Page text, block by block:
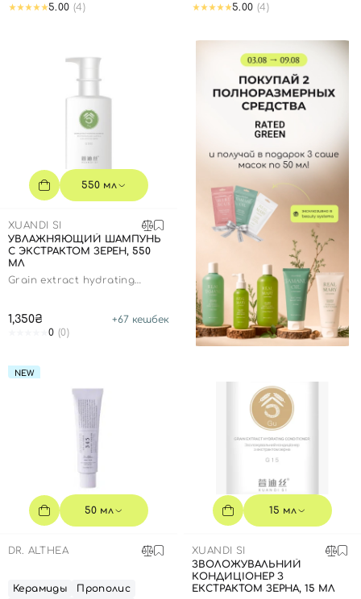
5.00 (4) 5.00 (4)
550 мл
XUANDI SI
УВЛАЖНЯЮЩИЙ ШАМПУНЬ
С ЭКСТРАКТОМ ЗЕРЕН, 550
МЛ
Grain extract hydrating
1,350₴ +67 кешбек
0 (0)
NEW
50 мл
DR. ALTHEA
Керамиды
Прополис
15 мл
XUANDI SI
ЗВОЛОЖУВАЛЬНИЙ
КОНДИЦІОНЕР З
ЕКСТРАКТОМ ЗЕРНА, 15 МЛ
принимаете условия
Пользовательские соглашения
Войти с помощью e-mail